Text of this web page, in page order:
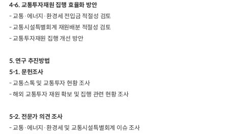
4-6. 교통투자재원 집행 효율화 방안
- 교통·에너지·환경세 전입금 적절성 검토
- 교통시설특별회계 재원배분 적절성 검토
- 교통투자재원 집행 개선 방안
5. 연구 추진방법
5-1. 문헌조사
- 교통스톡 및 교통투자 현황 조사
- 해외 교통투자 재원 확보 및 집행 관련 현황 조사
5-2. 전문가 의견 조사
- 교통·에너지·환경세 및 교통시설특별회계 이슈 조사